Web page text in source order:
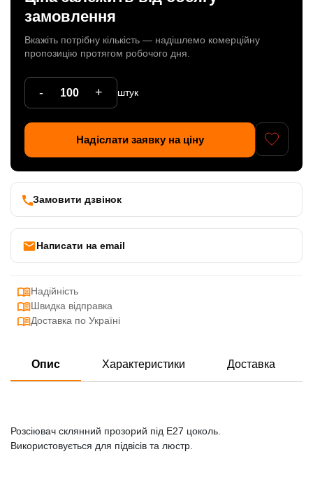
замовлення
Вкажіть потрібну кількість — надішлемо комерційну
пропозицію протягом робочого дня.
- + штук
Надіслати заявку на ціну
Замовити дзвінок
Написати на email
Надійність
Швидка відправка
Доставка по Україні
Опис Характеристики Доставка
Розсіювач склянний прозорий під Е27 цоколь.
Використовується для підвісів та люстр.
Патрони
Кабельна продукція
Елементи кріплення
Продукція з пластика
Литі елементи
Дерев'яні вироби